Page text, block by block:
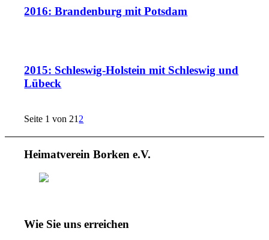
2016: Brandenburg mit Potsdam
2015: Schleswig-Holstein mit Schleswig und
Lübeck
Seite 1 von 21 2
Heimatverein Borken e.V.
Wie Sie uns erreichen